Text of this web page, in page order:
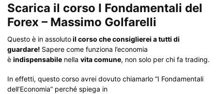
Scarica il corso I Fondamentali del
Forex – Massimo Golfarelli
Questo è in assolutoil corso che consiglierei a tutti di
guardare! Sapere come funziona l’economia
è indispensabile nella vita comune, non solo per chi fa trading.
In effetti, questo corso avrei dovuto chiamarlo “I Fondamentali
dell’Economia” perché spiega in